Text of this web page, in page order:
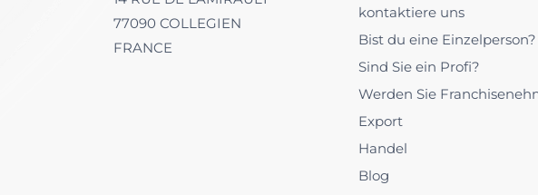
77090 COLLEGIEN
FRANCE
kontaktiere uns
Bist du eine Einzelperson?
Sind Sie ein Profi?
Werden Sie
Export
Handel
Blog